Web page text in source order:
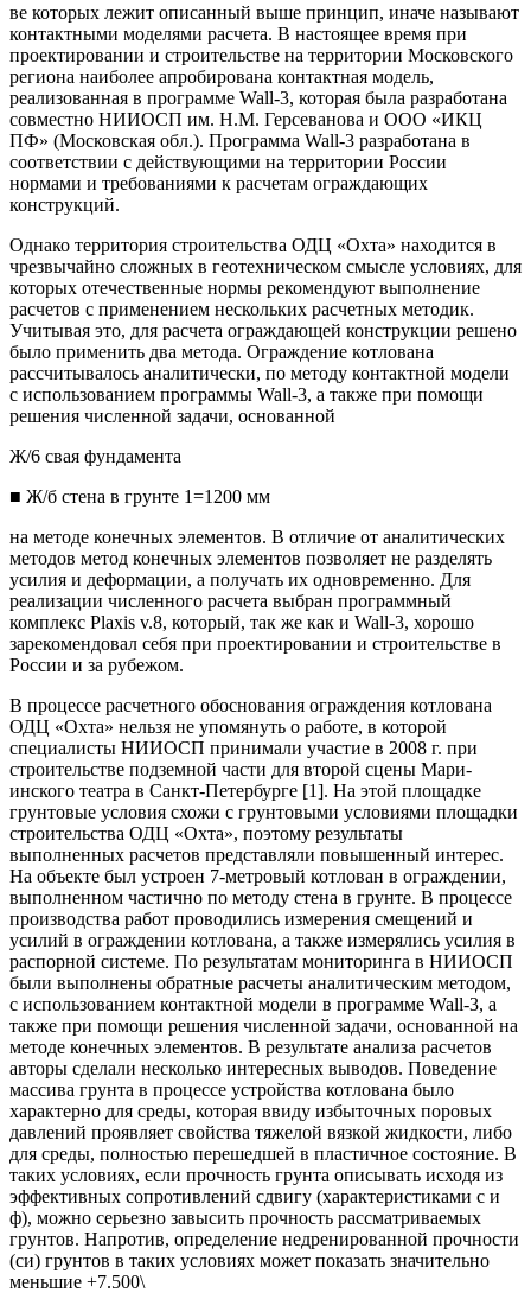
ве которых лежит описанный выше принцип, иначе называют
контактными моделями расчета. В настоящее время при
проектировании и строительстве на территории Московского
региона наиболее апробирована контактная модель,
реализованная в программе Wall-3, которая была разработана
совместно НИИОСП им. Н.М. Герсеванова и ООО «ИКЦ
ПФ» (Московская обл.). Программа Wall-3 разработана в
соответствии с действующими на территории России
нормами и требованиями к расчетам ограждающих
конструкций.
Однако территория строительства ОДЦ «Охта» находится в
чрезвычайно сложных в геотехническом смысле условиях, для
которых отечественные нормы рекомендуют выполнение
расчетов с применением нескольких расчетных методик.
Учитывая это, для расчета ограждающей конструкции решено
было применить два метода. Ограждение котлована
рассчитывалось аналитически, по методу контактной модели
с использованием программы Wall-3, а также при помощи
решения численной задачи, основанной
Ж/6 свая фундамента
■ Ж/б стена в грунте 1=1200 мм
на методе конечных элементов. В отличие от аналитических
методов метод конечных элементов позволяет не разделять
усилия и деформации, а получать их одновременно. Для
реализации численного расчета выбран программный
комплекс Plaxis v.8, который, так же как и Wall-3, хорошо
зарекомендовал себя при проектировании и строительстве в
России и за рубежом.
В процессе расчетного обоснования ограждения котлована
ОДЦ «Охта» нельзя не упомянуть о работе, в которой
специалисты НИИОСП принимали участие в 2008 г. при
строительстве подземной части для второй сцены Мари-
инского театра в Санкт-Петербурге [1]. На этой площадке
грунтовые условия схожи с грунтовыми условиями площадки
строительства ОДЦ «Охта», поэтому результаты
выполненных расчетов представляли повышенный интерес.
На объекте был устроен 7-метровый котлован в ограждении,
выполненном частично по методу стена в грунте. В процессе
производства работ проводились измерения смещений и
усилий в ограждении котлована, а также измерялись усилия в
распорной системе. По результатам мониторинга в НИИОСП
были выполнены обратные расчеты аналитическим методом,
с использованием контактной модели в программе Wall-3, а
также при помощи решения численной задачи, основанной на
методе конечных элементов. В результате анализа расчетов
авторы сделали несколько интересных выводов. Поведение
массива грунта в процессе устройства котлована было
характерно для среды, которая ввиду избыточных поровых
давлений проявляет свойства тяжелой вязкой жидкости, либо
для среды, полностью перешедшей в пластичное состояние. В
таких условиях, если прочность грунта описывать исходя из
эффективных сопротивлений сдвигу (характеристиками с и
ф), можно серьезно завысить прочность рассматриваемых
грунтов. Напротив, определение недренированной прочности
(си) грунтов в таких условиях может показать значительно
меньшие +7.500\